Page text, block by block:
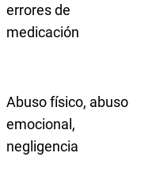
errores de
medicación
Abuso físico, abuso
emocional,
negligencia